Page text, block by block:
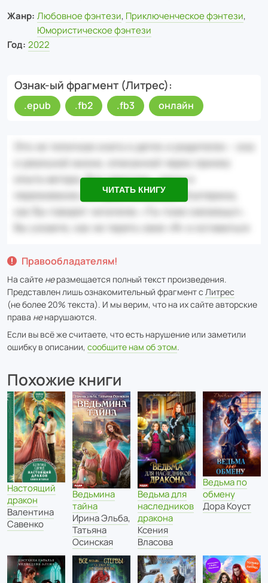
Жанр: Любовное фэнтези, Приключенческое фэнтези,
Юмористическое фэнтези
Год: 2022
Ознак-ый фрагмент (Литрес)
.epub .fb2 .fb3 онлайн
ЧИТАТЬ КНИГУ
Правообладателям!
На сайте неразмещается полный текст произведения.
Представлен лишь ознакомительный фрагмент с Литрес
(не более 20% текста). И мы верим, что на их сайте авторские
права ненарушаются.
Если вы всё же считаете, что есть нарушение или заметили
ошибку в описании, сообщите нам об этом.
Похожие книги
Настоящий
дракон
Валентина
Савенко
Ведьмина
тайна
Ирина Эльба,
Татьяна
Осинская
Ведьма для
наследников
дракона
Ксения
Власова
Ведьма по
обмену
Дора Коуст